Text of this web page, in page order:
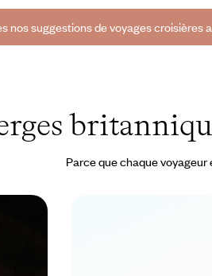
nos suggestions de voyages croisières
Parce que chaque